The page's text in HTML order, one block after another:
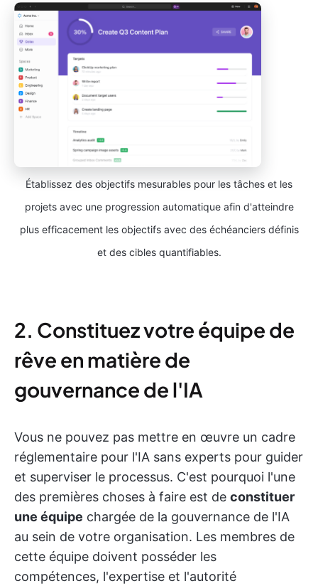
Établissez des objectifs mesurables pour les tâches et les
projets avec une progression automatique afin d'atteindre
plus efficacement les objectifs avec des échéanciers définis
et des cibles quantifiables.
2. Constituez votre équipe de
rêve en matière de
gouvernance de l'IA
Vous ne pouvez pas mettre en œuvre un cadre
réglementaire pour l'IA sans experts pour guider
et superviser le processus. C'est pourquoi l'une
des premières choses à faire est de constituer
une équipe chargée de la gouvernance de l'IA
au sein de votre organisation. Les membres de
cette équipe doivent posséder les
compétences, l'expertise et l'autorité